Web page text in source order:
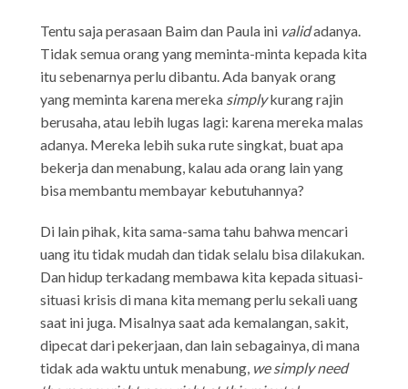
Tentu saja perasaan Baim dan Paula ini validadanya.
Tidak semua orang yang meminta-minta kepada kita
itu sebenarnya perlu dibantu. Ada banyak orang
yang meminta karena mereka simplykurang rajin
berusaha, atau lebih lugas lagi: karena mereka malas
adanya. Mereka lebih suka rute singkat, buat apa
bekerja dan menabung, kalau ada orang lain yang
bisa membantu membayar kebutuhannya?
Di lain pihak, kita sama-sama tahu bahwa mencari
uang itu tidak mudah dan tidak selalu bisa dilakukan.
Dan hidup terkadang membawa kita kepada situasi-
situasi krisis di mana kita memang perlu sekali uang
saat ini juga. Misalnya saat ada kemalangan, sakit,
dipecat dari pekerjaan, dan lain sebagainya, di mana
tidak ada waktu untuk menabung, we simply need